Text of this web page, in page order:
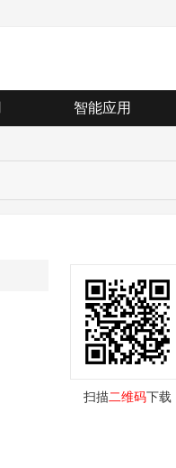
智能应用
扫描二维码下载